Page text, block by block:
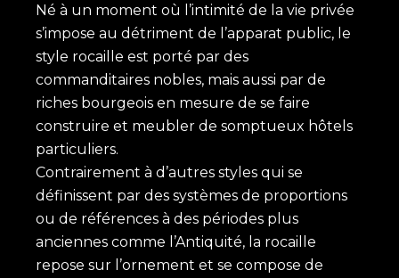
Né à un moment où l’intimité de la vie privée
s’impose au détriment de l’apparat public, le
style rocaille est porté par des
commanditaires nobles, mais aussi par de
riches bourgeois en mesure de se faire
construire et meubler de somptueux hôtels
particuliers.
Contrairement à d’autres styles qui se
définissent par des systèmes de proportions
ou de références à des périodes plus
anciennes comme l’Antiquité, la rocaille
repose sur l’ornement et se compose de